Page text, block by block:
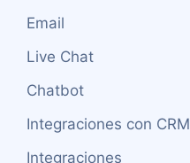
Email
Live Chat
Chatbot
Integraciones con CRM
Integraciones